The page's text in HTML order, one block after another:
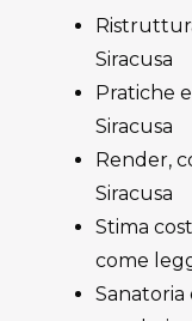
Siracusa
Pratiche
Siracusa
Render,
Siracusa
Stima
come
Sanatoria